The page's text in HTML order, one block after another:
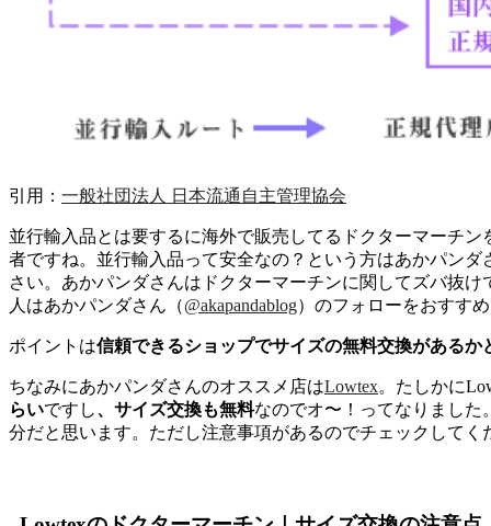
引用： 一般社団法人 日本流通自主管理協会
並行輸入品とは要するに海外で販売してるドクターマーチ
者ですね。並行輸入品って安全なの？という方はあかパン
さい。あかパンダさんはドクターマーチンに関してズバ抜
人はあかパンダさん（@akapandablog）のフォローをおすす
ポイントは信頼できるショップでサイズの無料交換があるか
ちなみにあかパンダさんのオススメ店はLowtex。たしかに
らいですし、サイズ交換も無料なのでオ〜！ってなりました
分だと思います。ただし注意事項があるのでチェックしてく